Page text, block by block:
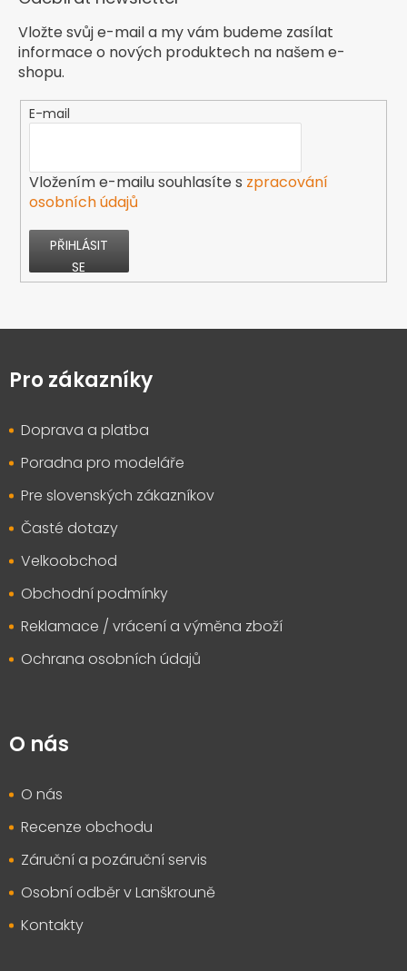
Vložte svůj e-mail a my vám budeme zasílat
informace o nových produktech na našem e-
shopu.
E-mail
Vložením e-mailu souhlasíte s zpracování
osobních údajů
PŘIHLÁSIT
SE
pPro zákazníky
Doprava a platba
Poradna pro modeláře
Pre slovenských zákazníkov
Časté dotazy
Velkoobchod
Obchodní podmínky
Reklamace / vrácení a výměna zboží
Ochrana osobních údajů
O nás
O nás
Recenze obchodu
Záruční a pozáruční servis
Osobní odběr v Lanškrouně
Kontakty